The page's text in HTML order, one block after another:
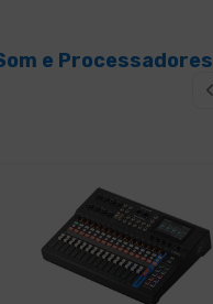
e Processadores